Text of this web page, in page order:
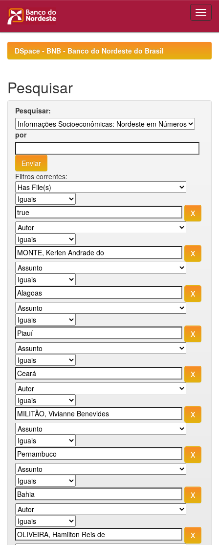
navigationDSpace - BNB - Banco do Nordeste do Brasil
Pesquisar
Pesquisar:
por
Filtros correntes: